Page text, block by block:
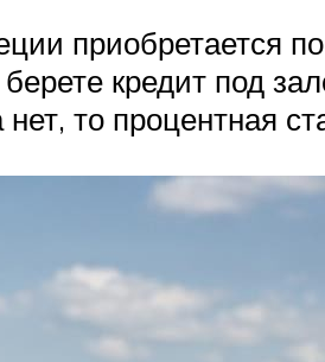
приобретается
кредит под
то процентная